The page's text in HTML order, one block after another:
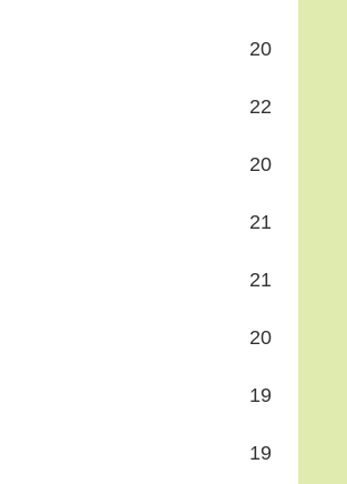
20
22
20
21
21
20
19
19